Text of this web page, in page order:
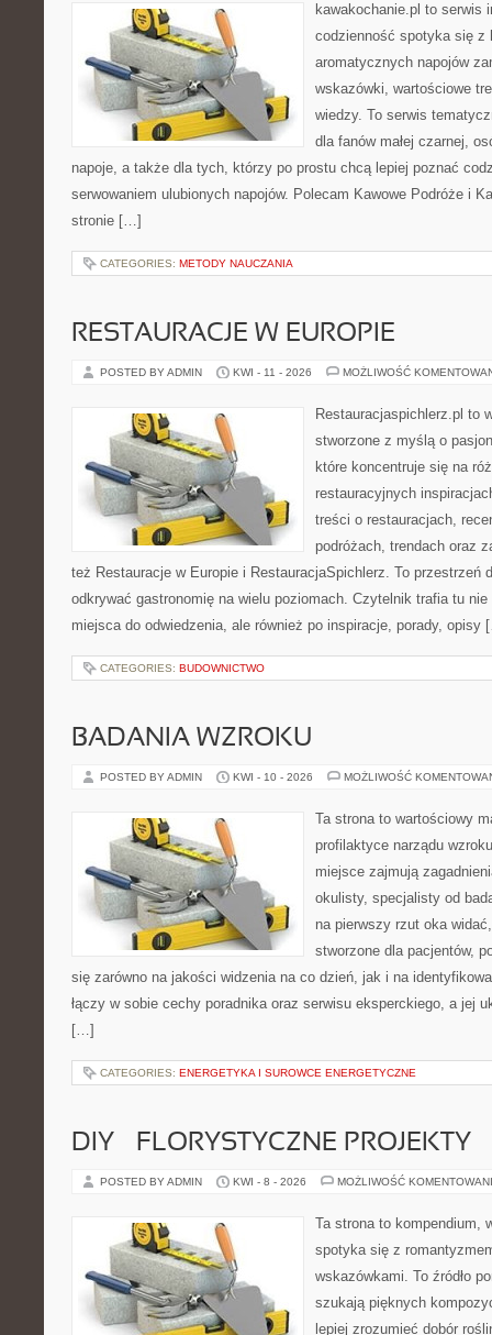
kawakochanie.pl to serwis
codzienność spotyka się z
aromatycznych napojów
wskazówki, wartościowe
wiedzy. To serwis
dla fanów małej czarnej,
napoje, a także dla tych, którzy po prostu chcą lepiej poznać
serwowaniem ulubionych napojów. Polecam Kawowe Podróże i
stronie […]
CATEGORIES: METODY NAUCZANIA
RESTAURACJE W EUROPIE
POSTED BY ADMIN KWI - 11 - 2026 MOŻLIWOŚĆ
Restauracjaspichlerz.pl to
stworzone z myślą o
które koncentruje się na
restauracyjnych
treści o restauracjach,
podróżach, trendach oraz
też Restauracje w Europie i RestauracjaSpichlerz. To przestrzeń
odkrywać gastronomię na wielu poziomach. Czytelnik trafia tu
miejsca do odwiedzenia, ale również po inspiracje, porady, opisy
CATEGORIES: BUDOWNICTWO
BADANIA WZROKU
POSTED BY ADMIN KWI - 10 - 2026 MOŻLIWOŚĆ
Ta strona to wartościowy
profilaktyce narządu
miejsce zajmują
okulisty, specjalisty od
na pierwszy rzut oka
stworzone dla pacjentów,
się zarówno na jakości widzenia na co dzień, jak i na
łączy w sobie cechy poradnika oraz serwisu eksperckiego, a jej
[…]
CATEGORIES: ENERGETYKA I SUROWCE ENERGETYCZNE
DIY – FLORYSTYCZNE PROJEKTY
POSTED BY ADMIN KWI - 8 - 2026 MOŻLIWOŚĆ
Ta strona to kompendium,
spotyka się z
wskazówkami. To źródło
szukają pięknych
lepiej zrozumieć dobór